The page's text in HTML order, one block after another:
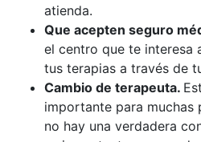
atienda.
Que acepten seguro
el centro que te interesa
tus terapias a través de
Cambio de terapeuta.
importante para muchas
no hay una verdadera